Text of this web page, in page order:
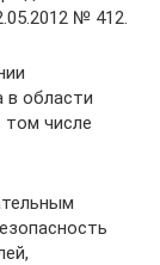
№ 412.
в области
том числе